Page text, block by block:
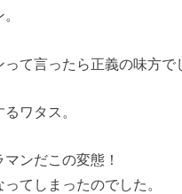
って言ったら正義の味方で
ワタス。
ンだこの変態！
てしまったのでした。